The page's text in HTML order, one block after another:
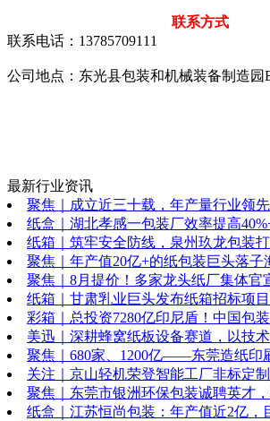
联系方式
联系电话：13785709111
公司地点：东光县包装和机械装备制造园
最新行业资讯
聚焦｜成立近三十载，年产量行业领
纸盒｜湖北孝感一包装厂效率提高
纸箱｜筑牢安全防线，泉州玖龙包装
聚焦｜年产值20亿+的纸包装巨头落子
聚焦｜8月提价！多家龙头纸厂集体官
纸箱｜甘肃乳业巨头发布纸箱招标项
彩箱｜总投资7280亿印尼盾！中国包
美迅｜深耕蜂窝纸板设备赛道，以技
聚焦｜680家、1200亿——东莞造纸印
关注｜京山轻机荣登智能工厂非标定
聚焦｜东莞市银洲环保包装诚聘英才
纸盒｜江苏恒尚包装：年产值近2亿，